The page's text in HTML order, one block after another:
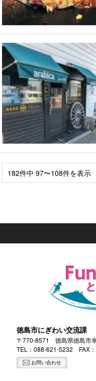
182件中 97〜108件を表示
徳島市にぎわい交流課
〒770-8571 徳島県徳島市
TEL：088-621-5232 FAX
お問い合わせ